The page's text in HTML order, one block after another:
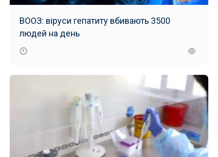
ВООЗ: віруси гепатиту вбивають 3500
людей на день